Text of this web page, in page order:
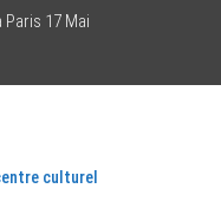
17 Mai
culturel